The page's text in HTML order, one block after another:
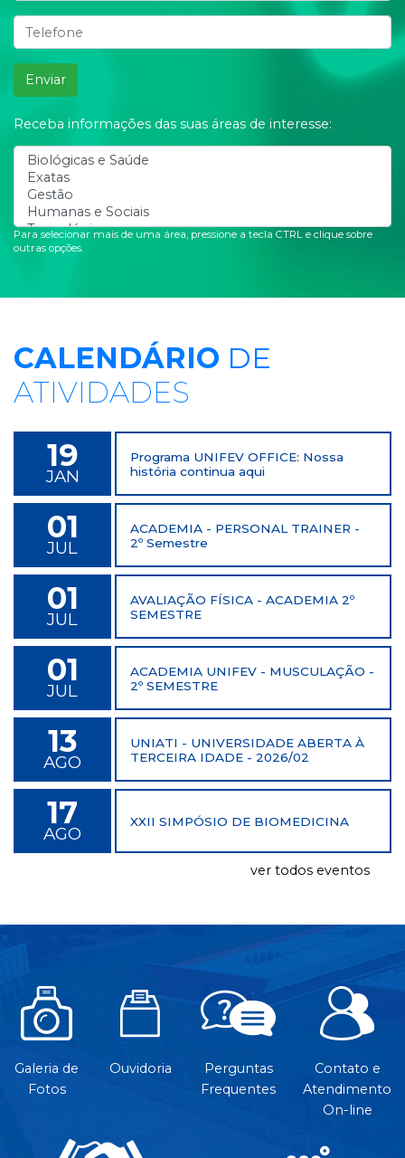
Enviar
Receba informações das suas áreas de interesse:
Para selecionar mais de uma área, pressione a tecla CTRL e clique sobre
outras opções.
CALENDÁRIO DE
ATIVIDADES
19
JAN
Programa UNIFEV OFFICE: Nossa
história continua aqui
01
JUL
ACADEMIA - PERSONAL TRAINER -
2º Semestre
01
JUL
AVALIAÇÃO FÍSICA - ACADEMIA 2º
SEMESTRE
01
JUL
ACADEMIA UNIFEV - MUSCULAÇÃO -
2º SEMESTRE
13
AGO
UNIATI - UNIVERSIDADE ABERTA À
TERCEIRA IDADE - 2026/02
17
AGO
XXII SIMPÓSIO DE BIOMEDICINA
ver todos eventos
Galeria de
Fotos
Ouvidoria
Perguntas
Frequentes
Contato e
Atendimento
On-line